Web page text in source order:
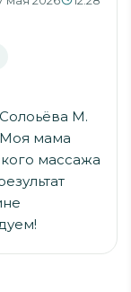
М.
Моя мама
массажа